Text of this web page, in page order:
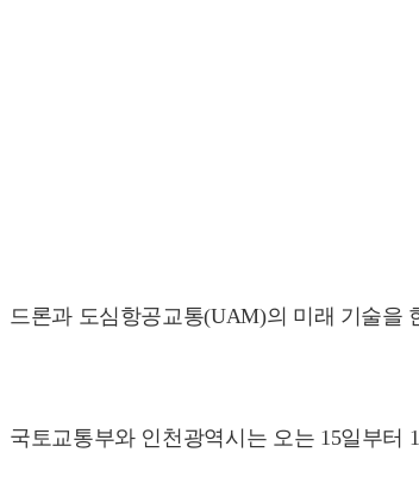
드론과 도심항공교통(UAM)의 미래 기술을
국토교통부와 인천광역시는 오는 15일부터